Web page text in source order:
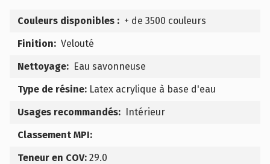
Couleurs disponibles : + de 3500 couleurs
Finition: Velouté
Nettoyage: Eau savonneuse
Type de résine: Latex acrylique à base d'eau
Usages recommandés: Intérieur
Classement MPI:
Teneur en COV: 29.0